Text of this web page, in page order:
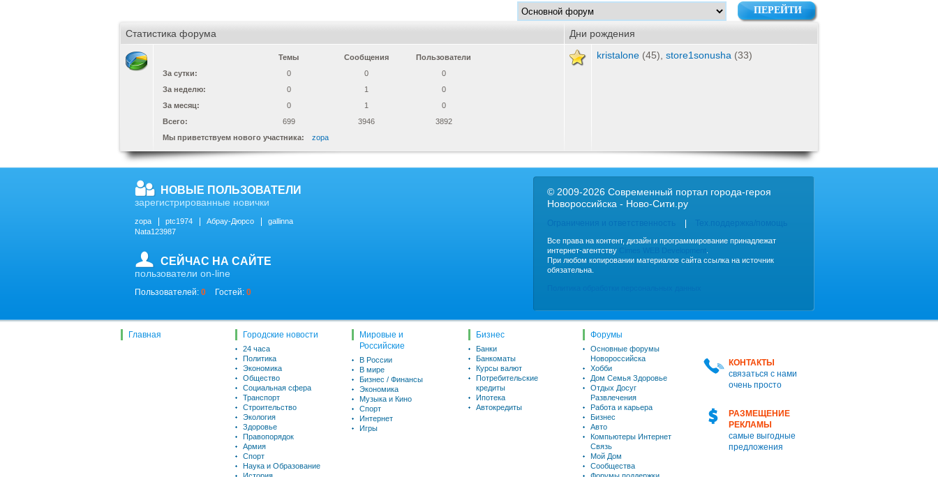
Статистика форума Дни рождения
Темы Сообщения
Пользователи
За сутки:
0 0
0
За неделю:
0 1
0
За месяц:
0 1
0
Всего:
699 3946
3892
Мы приветствуем нового участника:
zopa
kristalone (45), store1sonusha (33)
© 2009-2026 Современный портал города-героя
Новороссийска - Ново-Сити.ру
Все права на контент, дизайн и программирование принадлежат
интернет-агентству
При любом копировании материалов сайта ссылка на источник
обязательна.
НОВЫЕ ПОЛЬЗОВАТЕЛИ
зарегистрированные новички
zopa ptc1974 Абрау-Дюрсо
gallinna
Nata123987
СЕЙЧАС НА САЙТЕ
пользователи on-line
Пользователей: 0 Гостей: 0
КОНТАКТЫ
связаться с нами
очень просто
РАЗМЕЩЕНИЕ
РЕКЛАМЫ
самые выгодные
предложения
Главная Городские новости
24 часа
Политика
Экономика
Общество
Социальная сфера
Транспорт
Строительство
Экология
Здоровье
Правопорядок
Армия
Спорт
Наука и Образование
Мировые и
Российские
В России
В мире
Бизнес / Финансы
Экономика
Музыка и Кино
Спорт
Интернет
Игры
Бизнес
Банки
Банкоматы
Курсы валют
Потребительские
кредиты
Ипотека
Автокредиты
Форумы
Основные форумы
Новороссийска
Хобби
Дом Семья Здоровье
Отдых Досуг
Развлечения
Работа и карьера
Бизнес
Авто
Компьютеры Интернет
Связь
Мой Дом
Сообщества